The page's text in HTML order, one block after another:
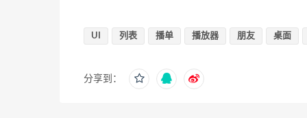
UI 列表 播单 播放器 朋友 桌面
分享到：